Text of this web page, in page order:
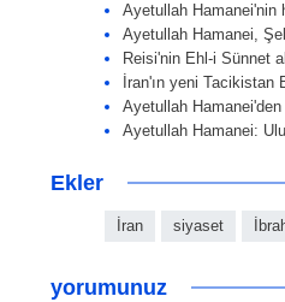
Ayetullah Hamanei'nin
Ayetullah Hamanei,
Reisi'nin Ehl-i Sünnet
İran'ın yeni Tacikistan
Ayetullah
Ayetullah Hamanei:
Ekler
İran siyaset
yorumunuz